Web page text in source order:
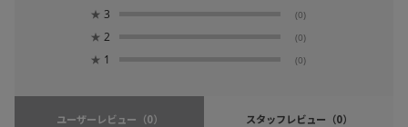
★ 3 (0)
★ 2 (0)
★ 1 (0)
ユーザーレビュー （0） スタッフレビュー （0）